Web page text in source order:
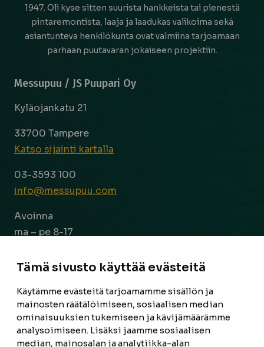
Tämä sivusto käyttää evästeitä
Käytämme evästeitä tarjoamamme sisällön ja
mainosten räätälöimiseen, sosiaalisen median
ominaisuuksien tukemiseen ja kävijämäärämme
analysoimiseen. Lisäksi jaamme sosiaalisen
median, mainosalan ja analytiikka-alan
1947. Oli kyse sitten suurista hankkeista tai pienestä
pintaremontista, laaja ja laadukas valikoima sekä
asiantunteva henkilökunta ovat valmiina tarjoamaan
parhaan puutavaran jokaiseen projektiin.
Messupuu / JS Puupari Oy
Kyläojankatu 21
33700 Tampere
Katso sijainti kartalla
03-3593 100
info@messupuu.com
Avoinna
ma – pe 8-17
ETUSIVU
TUOTTEET